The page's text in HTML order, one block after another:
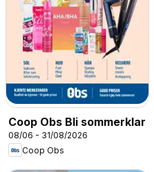
Coop Obs Bli sommerklar
08/06 - 31/08/2026
Coop Obs